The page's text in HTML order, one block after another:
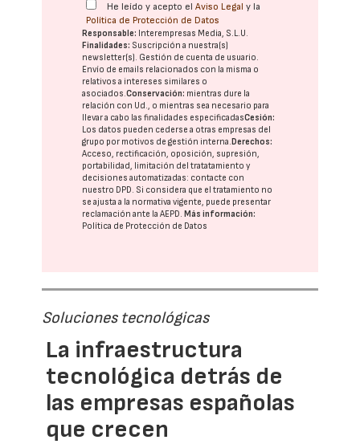
He leído y acepto elAviso Legal y la
Política de Protección de Datos
Responsable: Interempresas Media, S.L.U.
Finalidades: Suscripción a nuestra(s)
newsletter(s). Gestión de cuenta de usuario.
Envío de emails relacionados con la misma o
relativos a intereses similares o
asociados.Conservación: mientras dure la
relación con Ud., o mientras sea necesario para
llevar a cabo las finalidades especificadasCesión:
Los datos pueden cederse a otras empresas del
grupo por motivos de gestión interna. Derechos:
Acceso, rectificación, oposición, supresión,
portabilidad, limitación del tratatamiento y
decisiones automatizadas: contacte con
nuestro DPD. Si considera que el tratamiento no
se ajusta a la normativa vigente, puede presentar
reclamación ante laAEPD. Más información:
Política de Protección de Datos
Soluciones tecnológicas
La infraestructura
tecnológica detrás de
las empresas españolas
que crecen